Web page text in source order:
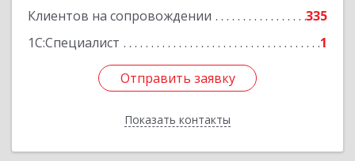
Клиентов на сопровождении
335
1С:Специалист
1
Отправить заявку
Показать контакты
Отправить заявку
Назад